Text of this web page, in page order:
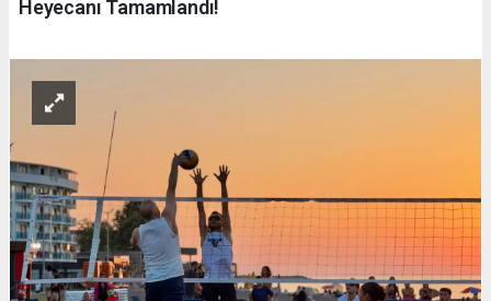
Heyecanı Tamamlandı!